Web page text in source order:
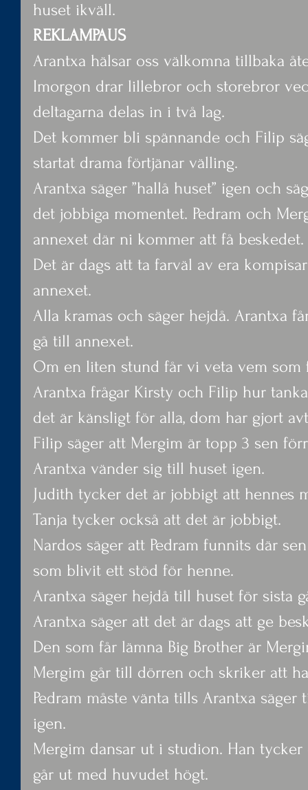
huset ikväll.
REKLAMPAUS
Arantxa hälsar oss välkomna tillbaka
Imorgon drar lillebror och storebror
deltagarna delas in i två lag.
Det kommer bli spännande och Filip
startat drama förtjänar välling.
Arantxa säger ”hallå huset” igen och
det jobbiga momentet. Pedram och
annexet där ni kommer att få beskedet.
Det är dags att ta farväl av era
annexet.
Alla kramas och säger hejdå. Arantxa
gå till annexet.
Om en liten stund får vi veta vem som
Arantxa frågar Kirsty och Filip hur
det är känsligt för alla, dom har gjort
Filip säger att Mergim är topp 3 sen
Arantxa vänder sig till huset igen.
Judith tycker det är jobbigt att hennes
Tanja tycker också att det är jobbigt.
Nardos säger att Pedram funnits där
som blivit ett stöd för henne.
Arantxa säger hejdå till huset för sista
Arantxa säger att det är dags att ge
Den som får lämna Big Brother är
Mergim går till dörren och skriker att
Pedram måste vänta tills Arantxa
igen.
Mergim dansar ut i studion. Han
går ut med huvudet högt.